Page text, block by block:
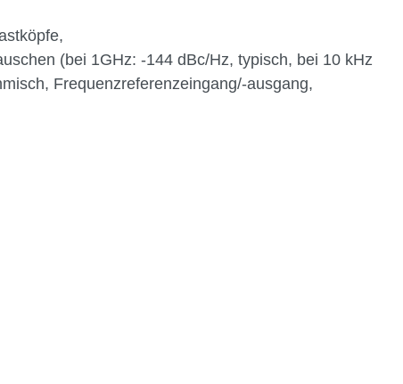
(bei 1GHz: -144 dBc/Hz, typisch, bei 10 kHz
Frequenzreferenzeingang/-ausgang,